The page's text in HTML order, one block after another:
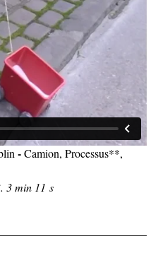
-Camion, Processus**,
3 min 11 s